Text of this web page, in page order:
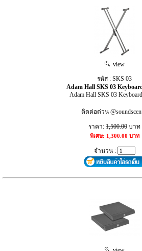
view
รหัส : SKS 03
Adam Hall SKS 03
Adam Hall SKS 03
ติดต่อด่วน
ราคา: 1,500.00 บาท
พิเศษ: 1,300.00 บาท
จำนวน :